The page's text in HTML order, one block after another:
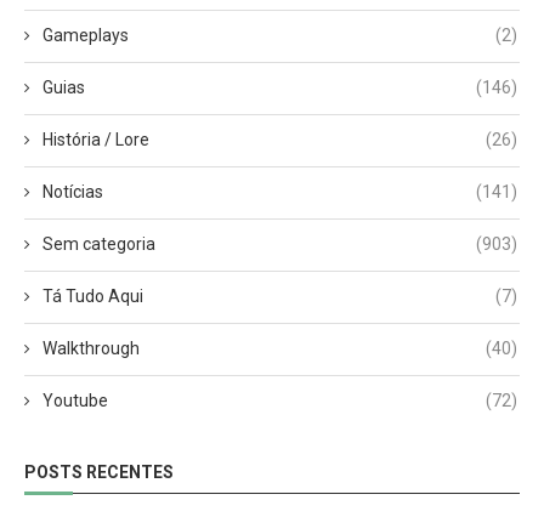
Gameplays (2)
Guias (146)
História / Lore (26)
Notícias (141)
Sem categoria (903)
Tá Tudo Aqui (7)
Walkthrough (40)
Youtube (72)
POSTS RECENTES